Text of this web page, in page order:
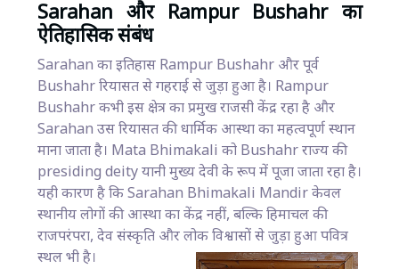
Sarahan और Rampur Bushahr का
ऐतिहासिक संबंध
Sarahan का इतिहास Rampur Bushahr और पूर्व
Bushahr रियासत से गहराई से जुड़ा हुआ है। Rampur
Bushahr कभी इस क्षेत्र का प्रमुख राजसी केंद्र रहा है और
Sarahan उस रियासत की धार्मिक आस्था का महत्वपूर्ण स्थान
माना जाता है। Mata Bhimakali को Bushahr राज्य की
presiding deity यानी मुख्य देवी के रूप में पूजा जाता रहा है।
यही कारण है कि Sarahan Bhimakali Mandir केवल
स्थानीय लोगों की आस्था का केंद्र नहीं, बल्कि हिमाचल की
राजपरंपरा, देव संस्कृति और लोक विश्वासों से जुड़ा हुआ पवित्र
स्थल भी है।